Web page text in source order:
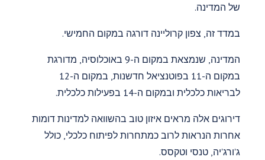
של המדינה.
במדד זה, צפון קרוליינה דורגה במקום החמישי.
המדינה, שנמצאת במקום ה-9 באוכלוסיה, מדורגת
במקום ה-11 בפוטנציאל חדשנות, במקום ה-12
לבריאות כלכלית ובמקום ה-14 בפעילות כלכלית.
דירוגים אלה מראים איזון טוב בהשוואה למדינות דומות
אחרות הנראות לרוב כמתחרות לפיתוח כלכלי, כולל
ג'ורג'יה, טנסי וטקסס.